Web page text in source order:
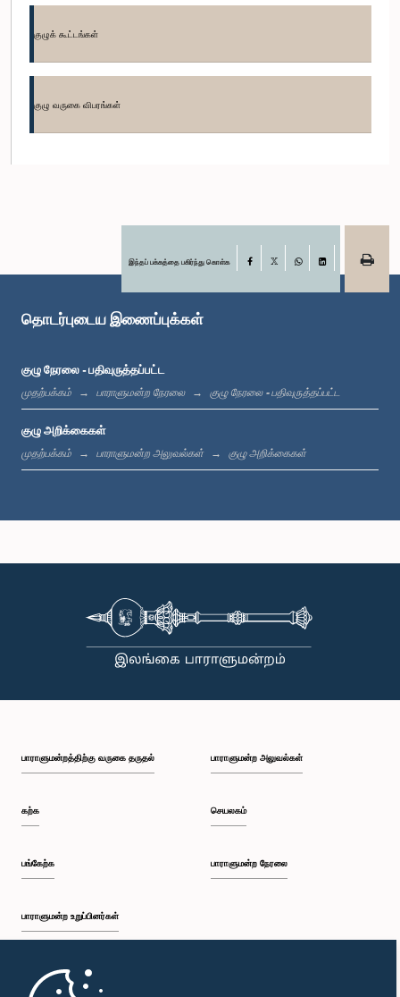
கௌரவ ஏ. எல். எம். அதாஉல்லா, பா.உ.
உறுப்பினர்
கௌரவ மாயாதுன்ன சிந்தக அமல், பா.உ.
உறுப்பினர்
கௌரவ எம். ராமேஷ்வரன், பா.உ.
குழுக் கூட்டங்கள்
குழு வருகை விபரங்கள்
இந்தப் பக்கத்தை பகிர்ந்து கொள்க Facebook
LinkedIn
தொடர்புடைய இணைப்புக்கள்
குழு நேரலை - பதிவுருத்தப்பட்ட
முதற்பக்கம் பாராளுமன்ற நேரலை குழு நேரலை - பதிவுருத்தப்பட்ட
குழு அறிக்கைகள்
முதற்பக்கம் பாராளுமன்ற அலுவல்கள் குழு அறிக்கைகள்
பாராளுமன்றத்திற்கு வருகை தருதல்
கற்க
பங்கேற்க
பாராளுமன்ற உறுப்பினர்கள்
முதற்பக்கம்
பாராளுமன்ற அலுவல்கள்
செயலகம்
பாராளுமன்ற நேரலை